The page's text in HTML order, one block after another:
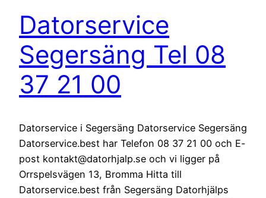
Datorservice
Segersäng Tel 08
37 21 00
Datorservice i Segersäng Datorservice Segersäng
Datorservice.best har Telefon 08 37 21 00 och E-
post kontakt@datorhjalp.se och vi ligger på
Orrspelsvägen 13, Bromma Hitta till
Datorservice.best från Segersäng Datorhjälps